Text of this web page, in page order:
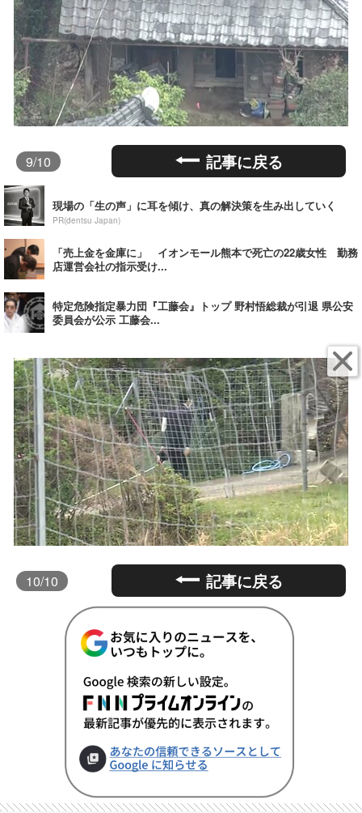
9/10 記事に戻る
現場の「生の声」に耳を傾け、真の解決策を生み出していく
PR(dentsu Japan)
「売上金を金庫に」 イオンモール熊本で死亡の22歳女性 勤務
店運営会社の指示受け...
特定危険指定暴力団『工藤会』トップ 野村悟総裁が引退 県公安
委員会が公示 工藤会...
10/10 記事に戻る